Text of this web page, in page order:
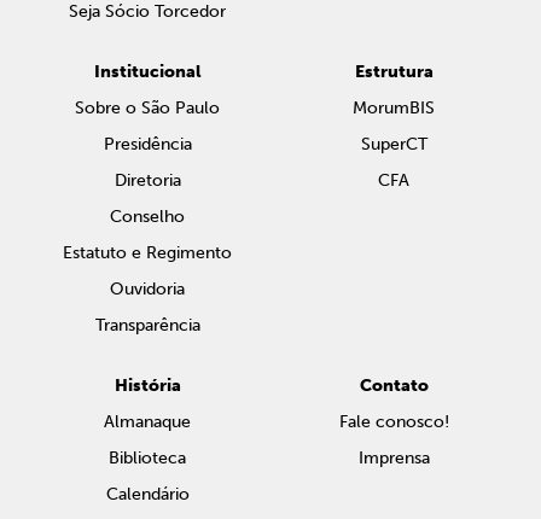
Seja Sócio Torcedor
Institucional
Sobre o São Paulo
Presidência
Diretoria
Conselho
Estatuto e Regimento
Ouvidoria
Transparência
Estrutura
MorumBIS
SuperCT
CFA
História
Almanaque
Biblioteca
Calendário
Contato
Fale conosco!
Imprensa